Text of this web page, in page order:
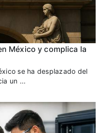
México y complica la
se ha desplazado del
un ...